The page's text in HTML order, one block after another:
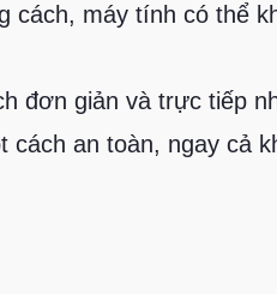
cách, máy tính có thể
đơn giản và trực tiếp
an toàn, ngay cả